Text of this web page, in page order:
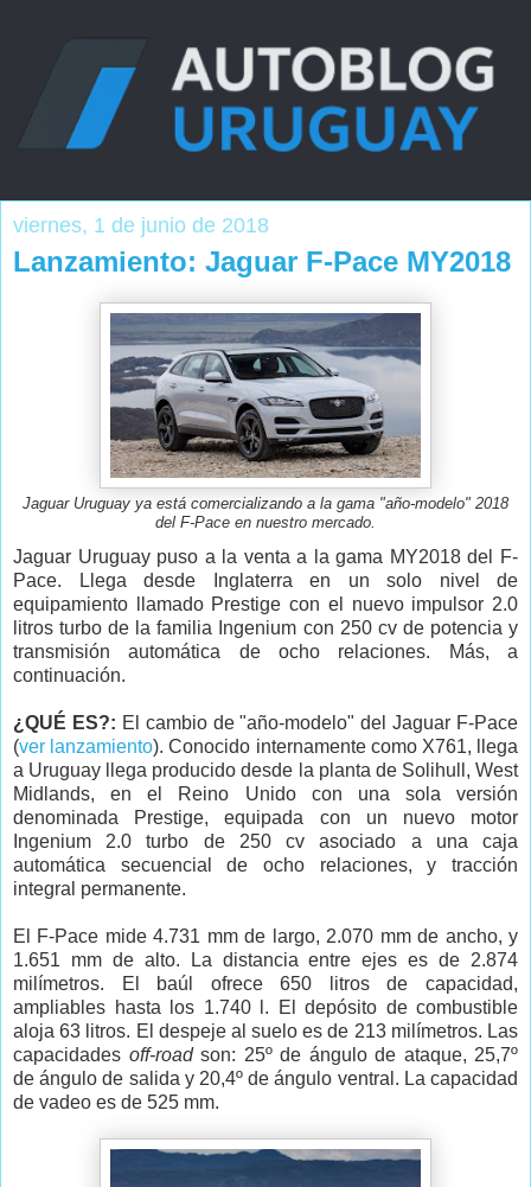
viernes, 1 de junio de 2018
Lanzamiento: Jaguar F-Pace MY2018
Jaguar Uruguay ya está comercializando a la gama "año-modelo" 2018
del F-Pace en nuestro mercado.
Jaguar Uruguay puso a la venta a la gama MY2018 del F-
Pace. Llega desde Inglaterra en un solo nivel de
equipamiento llamado Prestige con el nuevo impulsor 2.0
litros turbo de la familia Ingenium con 250 cv de potencia y
transmisión automática de ocho relaciones. Más, a
continuación.
¿QUÉ ES?: El cambio de "año-modelo" del Jaguar F-Pace
(ver lanzamiento). Conocido internamente como X761, llega
a Uruguay llega producido desde la planta de Solihull, West
Midlands, en el Reino Unido con una sola versión
denominada Prestige, equipada con un nuevo motor
Ingenium 2.0 turbo de 250 cv asociado a una caja
automática secuencial de ocho relaciones, y tracción
integral permanente.
El F-Pace mide 4.731 mm de largo, 2.070 mm de ancho, y
1.651 mm de alto. La distancia entre ejes es de 2.874
milímetros. El baúl ofrece 650 litros de capacidad,
ampliables hasta los 1.740 l. El depósito de combustible
aloja 63 litros. El despeje al suelo es de 213 milímetros. Las
capacidades off-roadson: 25º de ángulo de ataque, 25,7º
de ángulo de salida y 20,4º de ángulo ventral. La capacidad
de vadeo es de 525 mm.